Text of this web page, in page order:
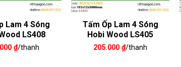
Lam 4 Sóng
LS408
₫/thanh
Tấm Ốp Lam 4 Sóng
Hobi Wood LS405
205.000₫/thanh